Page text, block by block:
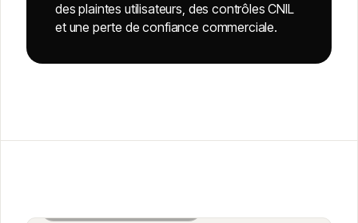
des plaintes utilisateurs, des contrôles CNIL
et une perte de confiance commerciale.